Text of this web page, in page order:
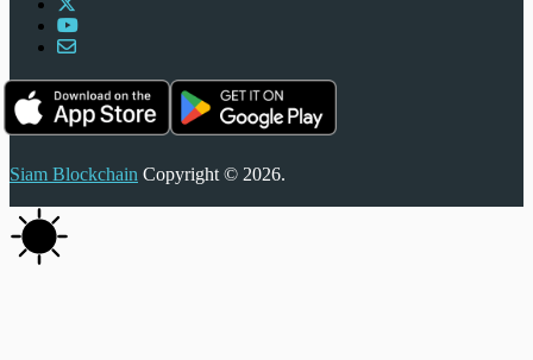
Siam Blockchain Copyright © 2026.